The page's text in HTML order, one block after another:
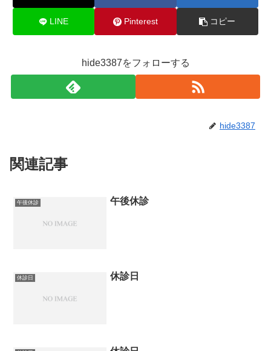
LINE Pinterest コピー
hide3387をフォローする
hide3387
関連記事
午後休診 午後休診
休診日 休診日